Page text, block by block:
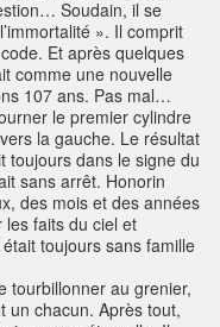
Soudain, il se
». Il comprit
Et après quelques
comme une nouvelle
107 ans. Pas mal…
le premier cylindre
la gauche. Le résultat
toujours dans le signe du
sans arrêt. Honorin
des mois et des années
faits du ciel et
toujours sans famille
au grenier,
un chacun. Après tout,